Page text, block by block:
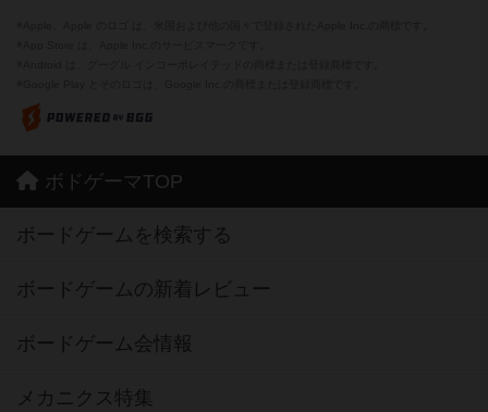
ボドゲーマTOP
ボードゲームを検索する
ボードゲームの新着レビュー
ボードゲーム会情報
メカニクス特集